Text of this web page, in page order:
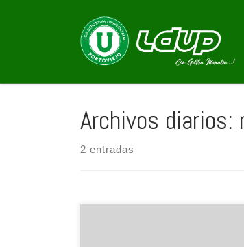
Saltar al contenido
Archivos diarios:
2 entradas